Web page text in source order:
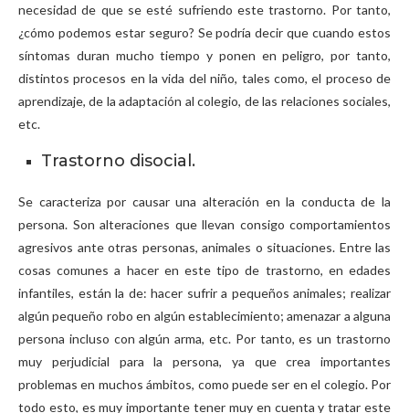
necesidad de que se esté sufriendo este trastorno. Por tanto,
¿cómo podemos estar seguro? Se podría decir que cuando estos
síntomas duran mucho tiempo y ponen en peligro, por tanto,
distintos procesos en la vida del niño, tales como, el proceso de
aprendizaje, de la adaptación al colegio, de las relaciones sociales,
etc.
Trastorno disocial.
Se caracteriza por causar una alteración en la conducta de la
persona. Son alteraciones que llevan consigo comportamientos
agresivos ante otras personas, animales o situaciones. Entre las
cosas comunes a hacer en este tipo de trastorno, en edades
infantiles, están la de: hacer sufrir a pequeños animales; realizar
algún pequeño robo en algún establecimiento; amenazar a alguna
persona incluso con algún arma, etc. Por tanto, es un trastorno
muy perjudicial para la persona, ya que crea importantes
problemas en muchos ámbitos, como puede ser en el colegio. Por
todo esto, es muy importante tener muy en cuenta y tratar este